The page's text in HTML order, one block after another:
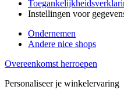
Instellingen voor
Ondernemen
Andere nice shops
Overeenkomst herroepen
Personaliseer je winkelervaring